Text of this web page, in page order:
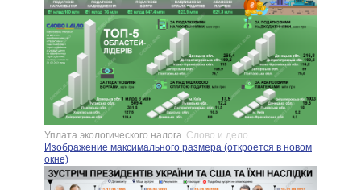
Уплата экологического налога Слово и дело
Изображение максимального размера (откроется в новом
окне)